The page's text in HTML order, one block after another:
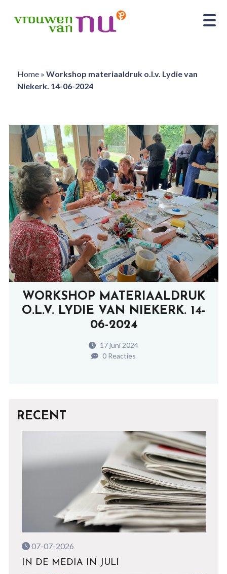
Home» Workshop materiaaldruk o.l.v. Lydie van
Niekerk. 14-06-2024
WORKSHOP MATERIAALDRUK
O.L.V. LYDIE VAN NIEKERK. 14-
06-2024
17 juni 2024
0 Reacties
RECENT
07-07-2026
IN DE MEDIA IN JULI